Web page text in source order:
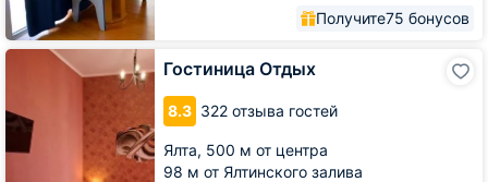
Получите75 бонусов
Гостиница Отдых
8.3 322 отзыва гостей
Ялта, 500 м от центра
98 м от Ялтинского залива
Гостиница